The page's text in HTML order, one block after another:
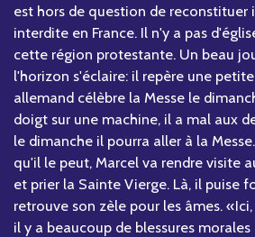
est hors de question de reconstituer
interdite en France. Il n'y a pas
cette région protestante. Un beau
l'horizon s'éclaire: il repère une
allemand célèbre la Messe le
doigt sur une machine, il a mal aux
le dimanche il pourra aller à la
qu'il le peut, Marcel va rendre visite
et prier la Sainte Vierge. Là, il puise
retrouve son zèle pour les âmes.
il y a beaucoup de blessures morales